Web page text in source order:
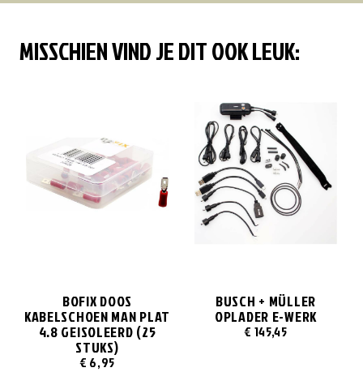
MISSCHIEN VIND JE DIT OOK LEUK:
BOFIX DOOS
KABELSCHOEN MAN PLAT
4.8 GEISOLEERD (25
STUKS)
€ 6,95
BUSCH + MÜLLER
OPLADER E-WERK
€ 145,45